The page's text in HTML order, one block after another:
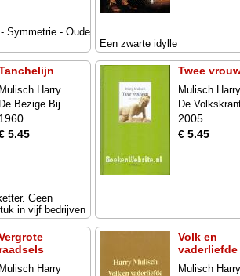
Symmetrie - Oude
Een zwarte idylle
Mulisch Harry
De Bezige Bij
1960
5.45
Geen
in vijf bedrijven
Twee
Mulisch Harry
De
2005
€ 5.45
raadsels
Mulisch Harry
Volk en
vaderliefde
Mulisch Harry